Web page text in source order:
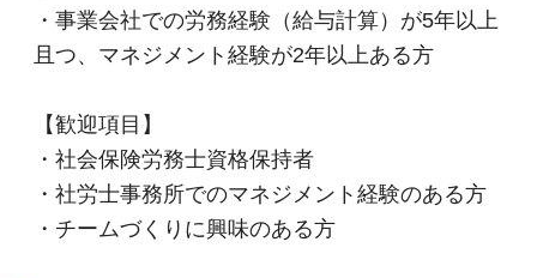
・事業会社での労務経験（給与計算）が5年以上
且つ、マネジメント経験が2年以上ある方
【歓迎項目】
・社会保険労務士資格保持者
・社労士事務所でのマネジメント経験のある方
・チームづくりに興味のある方